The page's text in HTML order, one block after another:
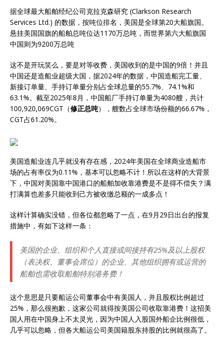
据全球最大船舶经纪公司克拉克森研究 (Clarkson Research
Services Ltd.) 的数据，按吨位排名，美国是全球第20大船旗国。
悬挂美国国旗的船舶总吨位达1170万总吨，而世界第六大船旗国
中国则为9200万总吨
这不是开玩笑么，要是对等收费，美国收到的是中国的9倍！并且
中国还是造船业超级大国，据2024年的数据，中国造船完工量、
新接订单量、手持订单量分别占全球总量的55.7%、74.1%和
63.1%。截至2025年8月，中国船厂手持订单量为4080艘，共计
100,920,069CGT（修正总吨），艘数占全球市场份额的66.67%，
CGT占61.20%。
美国造船业连几乎就没有存在感，2024年美国在全球商业造船市
场的占有率仅为0.11%，基本可以忽略不计！所以在这样的大背景
下，中国对美国靠中国港口的船舶加收靠港费是不是得不偿失？满
打满算也差多只能收到己方被收缴总额的一成多点！
这样计算确实没错，但各位都忽略了一点，在9月29日出台的报复
措施中，有如下这样一条：
美国的企业、组织和个人直接或间接持有25%及以上股权
（表决权、董事会席位）的企业、其他组织拥有或运营的
船舶也需收取船舶特别港务费！
这个意思是只要船运公司董事会中有美国人，并且股权比例超过
25%，那么很抱歉，这家公司就得按美国公司收取靠港费！这招美
国人用在中国身上不太灵光，因为中国人入股国外船企比例很低，
几乎可以忽略，但各大船运公司美国籍股东持股的比例就很高了。